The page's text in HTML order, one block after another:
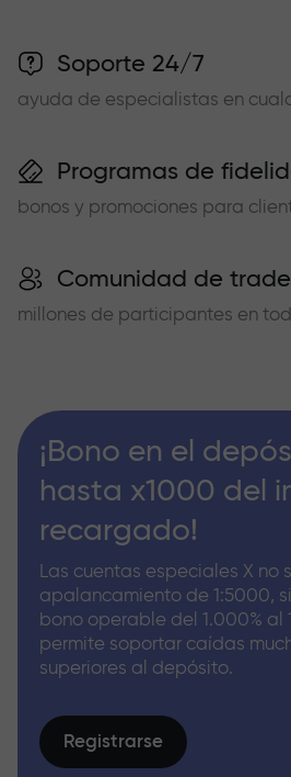
Soporte 24/7
ayuda de especialistas en
Programas de
bonos y promociones para
Comunidad de
millones de participantes en
¡Bono en el
hasta x1000 del
recargado!
Las cuentas especiales X no
apalancamiento de 1:5000,
bono operable del 1.000% al
permite soportar caídas
superiores al depósito.
Registrarse